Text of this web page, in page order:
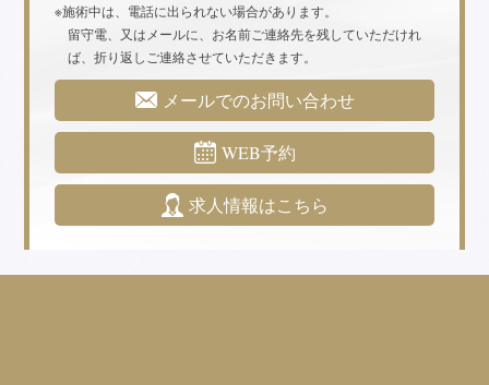
施術中は、電話に出られない場合があります。
留守電、又はメールに、お名前ご連絡先を残していただけれ
ば、折り返しご連絡させていただきます。
メールでのお問い合わせ
WEB予約
求人情報はこちら